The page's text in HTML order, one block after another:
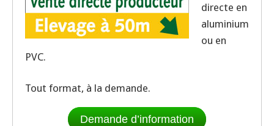
directe en
aluminium
ou en
PVC.
Tout format, à la demande.
Demande d’information